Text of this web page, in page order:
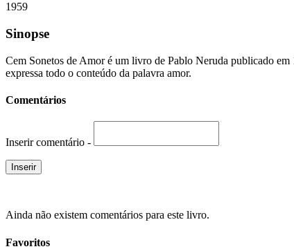
1959
Sinopse
Cem Sonetos de Amor é um livro de Pablo Neruda publicado
expressa todo o conteúdo da palavra amor.
Comentários
Inserir comentário -
Ainda não existem comentários para este livro.
Favoritos